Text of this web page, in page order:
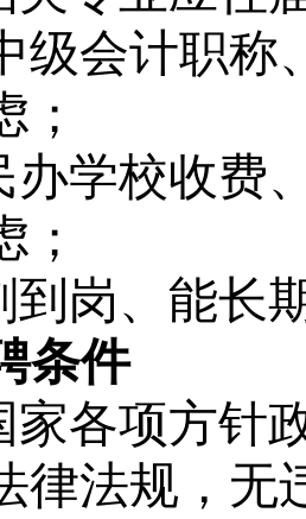
级会计职称
；
办学校收费
；
到岗、能长
条件
家各项方针
律法规，无